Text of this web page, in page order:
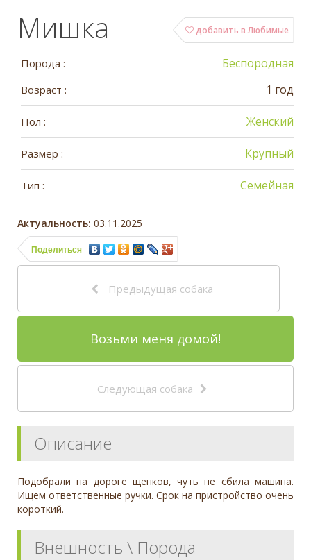
добавить в Любимые
Мишка
Порода : Беспородная
Возраст : 1 год
Пол : Женский
Размер : Крупный
Тип : Семейная
Актуальность: 03.11.2025
Поделиться
Предыдущая собака
Возьми меня домой!
Следующая собака
Описание
Подобрали на дороге щенков, чуть не сбила машина.
Ищем ответственные ручки. Срок на пристройство очень
короткий.
Внешность \ Порода